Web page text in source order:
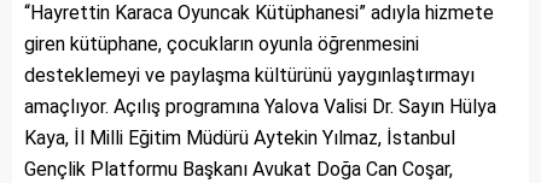
“Hayrettin Karaca Oyuncak Kütüphanesi” adıyla hizmete
giren kütüphane, çocukların oyunla öğrenmesini
desteklemeyi ve paylaşma kültürünü yaygınlaştırmayı
amaçlıyor. Açılış programına Yalova Valisi Dr. Sayın Hülya
Kaya, İl Milli Eğitim Müdürü Aytekin Yılmaz, İstanbul
Gençlik Platformu Başkanı Avukat Doğa Can Coşar,